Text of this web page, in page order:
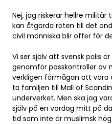
Nej, jag riskerar hellre
kan åtgärda roten till det
civil människa blir offer för
Vi ser själv att svensk polis
genomför passkontroller av
verkligen förmågan att vara
ta familjen till Mall of
underverket. Men ska jag
själv på en vardag mitt på
tid som inte är muslimsk